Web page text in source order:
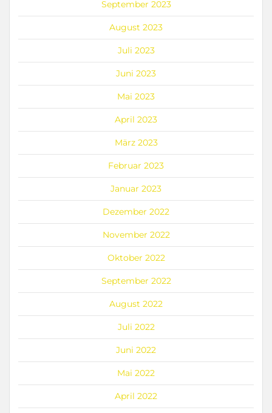
September 2023
August 2023
Juli 2023
Juni 2023
Mai 2023
April 2023
März 2023
Februar 2023
Januar 2023
Dezember 2022
November 2022
Oktober 2022
September 2022
August 2022
Juli 2022
Juni 2022
Mai 2022
April 2022